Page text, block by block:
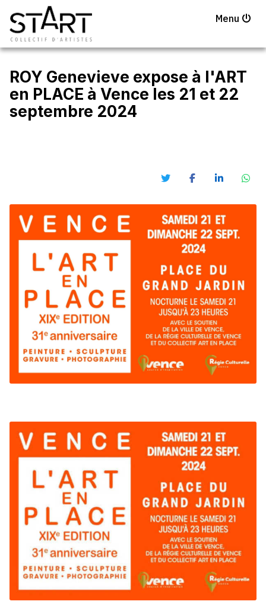
Menu
ROY Genevieve expose à l'ART
en PLACE à Vence les 21 et 22
septembre 2024